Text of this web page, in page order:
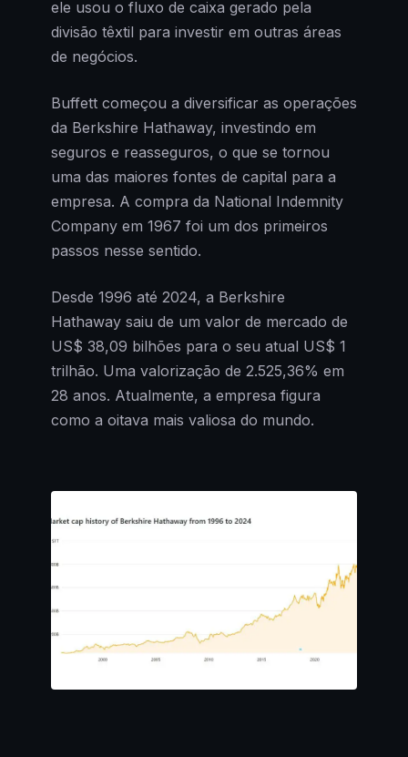
ele usou o fluxo de caixa gerado pela
divisão têxtil para investir em outras áreas
de negócios.
Buffett começou a diversificar as operações
da Berkshire Hathaway, investindo em
seguros e reasseguros, o que se tornou
uma das maiores fontes de capital para a
empresa. A compra da National Indemnity
Company em 1967 foi um dos primeiros
passos nesse sentido.
Desde 1996 até 2024, a Berkshire
Hathaway saiu de um valor de mercado de
US$ 38,09 bilhões para o seu atual US$ 1
trilhão. Uma valorização de 2.525,36% em
28 anos. Atualmente, a empresa figura
como a oitava mais valiosa do mundo.